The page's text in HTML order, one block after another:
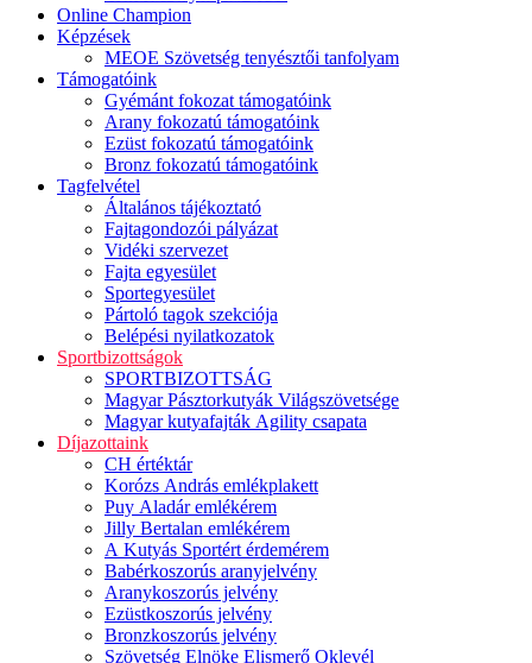
Online Champion
Képzések
MEOE Szövetség tenyésztői tanfolyam
Támogatóink
Gyémánt fokozat támogatóink
Arany fokozatú támogatóink
Ezüst fokozatú támogatóink
Bronz fokozatú támogatóink
Tagfelvétel
Általános tájékoztató
Fajtagondozói pályázat
Vidéki szervezet
Fajta egyesület
Sportegyesület
Pártoló tagok szekciója
Belépési nyilatkozatok
Sportbizottságok
SPORTBIZOTTSÁG
Magyar Pásztorkutyák Világszövetsége
Magyar kutyafajták Agility csapata
Díjazottaink
CH értéktár
Korózs András emlékplakett
Puy Aladár emlékérem
Jilly Bertalan emlékérem
A Kutyás Sportért érdemérem
Babérkoszorús aranyjelvény
Aranykoszorús jelvény
Ezüstkoszorús jelvény
Bronzkoszorús jelvény
Szövetség Elnöke Elismerő Oklevél